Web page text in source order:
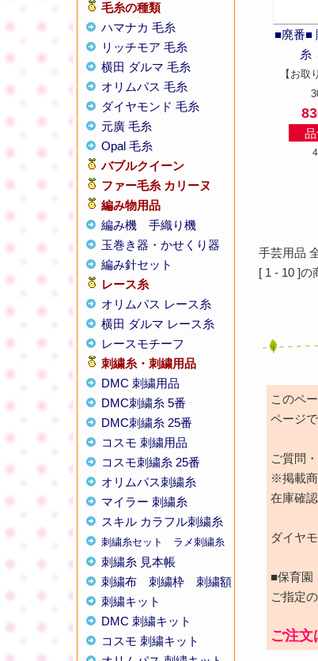
毛糸の種類
ハマナカ 毛糸
リッチモア 毛糸
横田 ダルマ 毛糸
オリムパス 毛糸
ダイヤモンド 毛糸
元廣 毛糸
Opal 毛糸
バブルクイーン
ファー毛糸 カリーヌ
編み物用品
編み機
手織り機
玉巻き器・かせくり器
編み針セット
レース糸
オリムパス レース糸
横田 ダルマ レース糸
レースモチーフ
刺繍糸・刺繍用品
DMC 刺繍用品
DMC刺繍糸 5番
DMC刺繍糸 25番
コスモ 刺繍用品
コスモ刺繍糸 25番
オリムパス刺繍糸
マイラー 刺繍糸
スキル カラフル刺繍糸
刺繍糸セット ラメ刺繍糸
刺繍糸 見本帳
刺繍布
刺繍枠
刺繍額
刺繍キット
DMC 刺繍キット
コスモ 刺繍キット
■廃番■
糸
【お取
手芸用品
[ 1 - 10 ]の
このペ
ページで
ご質問・
※掲載商
在庫確
ダイヤ
■保育園
ご指定
ご注文